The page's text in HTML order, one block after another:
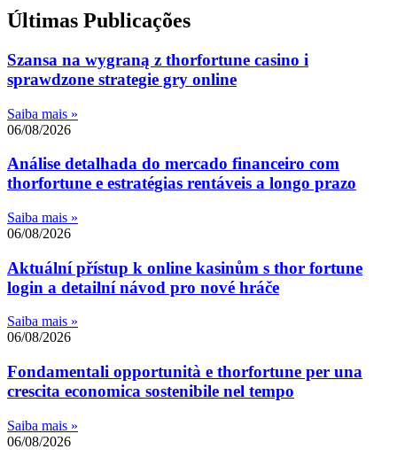
Últimas Publicações
Szansa na wygraną z thorfortune casino i
sprawdzone strategie gry online
Saiba mais »
06/08/2026
Análise detalhada do mercado financeiro com
thorfortune e estratégias rentáveis a longo prazo
Saiba mais »
06/08/2026
Aktuální přístup k online kasinům s thor fortune
login a detailní návod pro nové hráče
Saiba mais »
06/08/2026
Fondamentali opportunità e thorfortune per una
crescita economica sostenibile nel tempo
Saiba mais »
06/08/2026